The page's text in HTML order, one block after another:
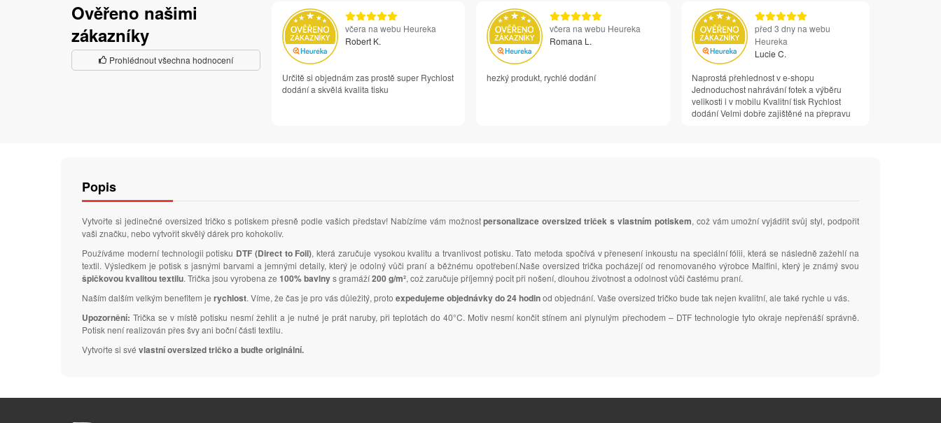
Ověřeno našimi
zákazníky
Prohlédnout všechna hodnocení
včera na webu Heureka
Robert K.
Určitě si objednám zas prostě super Rychlost
dodání a skvělá kvalita tisku
včera na webu Heureka
Romana L.
hezký produkt, rychlé dodání
před 3 dny na webu
Heureka
Lucie C.
Naprostá přehlednost v e-shopu
Jednoduchost nahrávání fotek a výběru
velikosti i v mobilu Kvalitní tisk Rychlost
dodání Velmi dobře zajištěné na přepravu
Popis
Vytvořte si jedinečné oversized tričko s potiskem přesně podle vašich představ! Nabízíme vám možnostpersonalizace oversized triček s vlastním potiskem, což vám umožní vyjádřit svůj styl, podpořit
vaši značku, nebo vytvořit skvělý dárek pro kohokoliv.
Používáme moderní technologii potisku DTF (Direct to Foil), která zaručuje vysokou kvalitu a trvanlivost potisku. Tato metoda spočívá v přenesení inkoustu na speciální fólii, která se následně zažehlí na
textil. Výsledkem je potisk s jasnými barvami a jemnými detaily, který je odolný vůči praní a běžnému opotřebení.Naše oversized trička pocházejí od renomovaného výrobce Malfini, který je známý svou
špičkovou kvalitou textilu. Trička jsou vyrobena ze 100% bavlnys gramáží200 g/m², což zaručuje příjemný pocit při nošení, dlouhou životnost a odolnost vůči častému praní.
Naším dalším velkým benefitem je rychlost. Víme, že čas je pro vás důležitý, proto expedujeme objednávky do 24 hodinod objednání. Vaše oversized tričko bude tak nejen kvalitní, ale také rychle u vás.
Upozornění:Trička se v místě potisku nesmí žehlit a je nutné je prát naruby, při teplotách do 40°C. Motiv nesmí končit stínem ani plynulým přechodem – DTF technologie tyto okraje nepřenáší správně.
Potisk není realizován přes švy ani boční části textilu.
Vytvořte si své vlastní oversized tričko a buďte originální.